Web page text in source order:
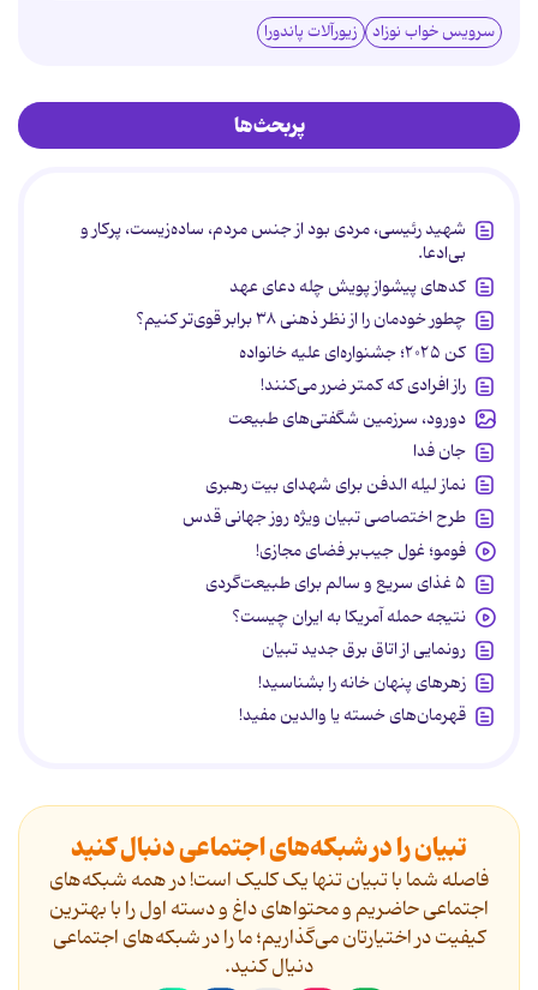
سرویس خواب نوزاد زیورآلات پاندورا
پربحث‌ها
شهید رئیسی، مردی بود از جنس مردم، ساده‌زیست، پرکار و
بی‌ادعا.
کدهای پیشواز پویش چله دعای عهد
چطور خودمان را از نظر ذهنی ۳۸ برابر قوی‌تر کنیم؟
کن ۲۰۲۵؛ جشنواره‌ای علیه خانواده
راز افرادی که کمتر ضرر می‌کنند!
دورود، سرزمین شگفتی‌های طبیعت
جان فدا
نماز لیله الدفن برای شهدای بیت رهبری
طرح اختصاصی تبیان ویژه روز جهانی قدس
فومو؛ غول جیب‌بر فضای مجازی!
۵ غذای سریع و سالم برای طبیعت‌گردی
نتیجه حمله آمریکا به ایران چیست؟
رونمایی از اتاق برق جدید تبیان
زهرهای پنهان خانه را بشناسید!
قهرمان‌های خسته یا والدین مفید!
تبیان را در شبکه‌های اجتماعی دنبال کنید
فاصله شما با تبیان تنها یک کلیک است! در همه شبکه‌های
اجتماعی حاضریم و محتواهای داغ و دسته اول را با بهترین
کیفیت در اختیارتان می‌گذاریم؛ ما را در شبکه‌های اجتماعی
دنیال کنید.